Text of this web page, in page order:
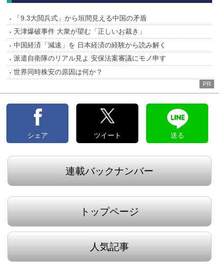
「9.3大閲兵式」から垣間見える中国の矛盾
天津爆破事件 大衆が望む「正しいお裁き」
中国経済「減速」を 日本経済の経験から読み解く
派遣自衛隊のリアル見よ 安保法案審議にモノ申す
世界同時株安の原因は何か？
PR
シェア ツイート 送る
連載バックナンバー
トップページ
人気記事